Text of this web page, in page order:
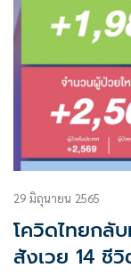
29 มิถุนายน 2565
โควิดไทยกลั
สังเวย 14 ชี